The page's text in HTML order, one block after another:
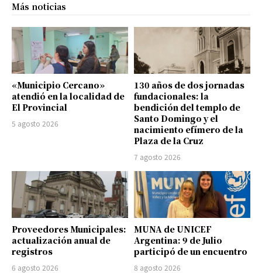
Más noticias
«Municipio Cercano»
atendió en la localidad de
El Provincial
5 agosto 2026
130 años de dos jornadas
fundacionales: la
bendición del templo de
Santo Domingo y el
nacimiento efímero de la
Plaza de la Cruz
7 agosto 2026
Proveedores Municipales:
actualización anual de
registros
6 agosto 2026
MUNA de UNICEF
Argentina: 9 de Julio
participó de un encuentro
8 agosto 2026